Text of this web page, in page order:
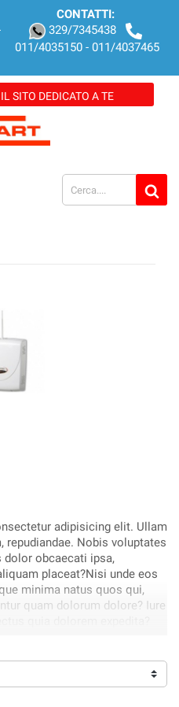
CONTATTI:
329/7345438
011/4035150 - 011/4037465
SITO DEDICATO A TE
adipisicing elit. Ullam
repudiandae. Nobis voluptates
dolor obcaecati ipsa,
placeat?Nisi unde eos
minima natus quos qui,
quam dolorum dolore? Iure
quia dolorem expedita?